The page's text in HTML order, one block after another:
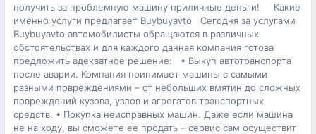
получить за проблемную машину приличные деньги! Какие
именно услуги предлагает Buybuyavto Сегодня за услугами
Buybuyavto автомобилисты обращаются в различных
обстоятельствах и для каждого данная компания готова
предложить адекватное решение: • Выкуп автотранспорта
после аварии. Компания принимает машины с самыми
разными повреждениями – от небольших вмятин до сложных
повреждений кузова, узлов и агрегатов транспортных
средств. • Покупка неисправных машин. Даже если машина
не на ходу, вы сможете ее продать – сервис сам осуществит